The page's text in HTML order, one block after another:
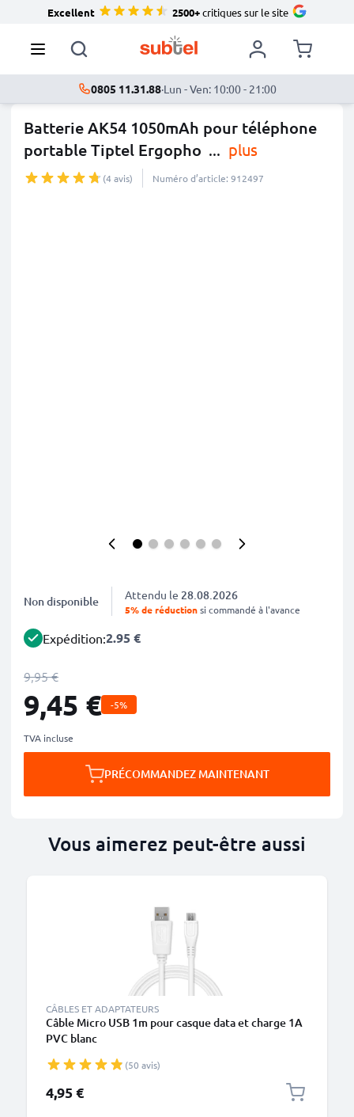
Excellent 2500+critiques sur le site
0805 11.31.88·Lun - Ven: 10:00 - 21:00
Batterie AK54 1050mAh pour téléphone
portable Tiptel Ergopho ... plus
(4 avis) Numéro d’article: 912497
Non disponible Attendu le 28.08.2026
5% de réductionsi commandé à l'avance
Expédition:2.95 €
9,95 €
9,45 € -5%
TVA incluse
PRÉCOMMANDEZ MAINTENANT
Vous aimerez peut-être aussi
CÂBLES ET ADAPTATEURS
Câble Micro USB 1m pour casque data et charge 1A
PVC blanc
(50 avis)
4,95 €